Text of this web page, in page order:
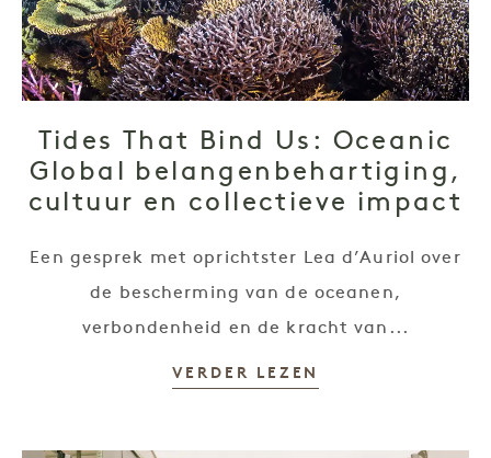
Tides That Bind Us: Oceanic
Global belangenbehartiging,
cultuur en collectieve impact
Een gesprek met oprichtster Lea d’Auriol over
de bescherming van de oceanen,
verbondenheid en de kracht van...
VERDER LEZEN